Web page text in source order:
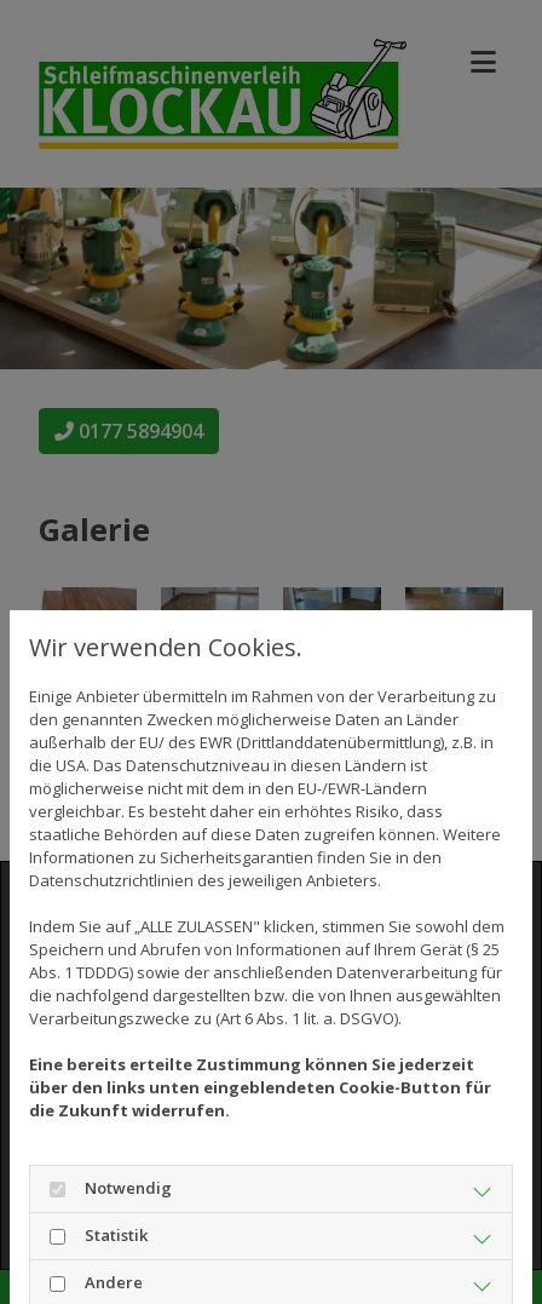
0177 5894904
Galerie
Google Maps inaktiv
Aufgrund Ihrer Cookie-Einstellungen
kann dieses Modul nicht geladen werden.
Wenn Sie dieses Modul sehen möchten,
passen Sie bitte Ihre Cookie-
Einstellungen entsprechend an.
Cookie Einstellungen
Wir verwenden Cookies.
Einige Anbieter übermitteln im Rahmen von der Verarbeitung zu
den genannten Zwecken möglicherweise Daten an Länder
außerhalb der EU/ des EWR (Drittlanddatenübermittlung), z.B. in
die USA. Das Datenschutzniveau in diesen Ländern ist
möglicherweise nicht mit dem in den EU-/EWR-Ländern
vergleichbar. Es besteht daher ein erhöhtes Risiko, dass
staatliche Behörden auf diese Daten zugreifen können. Weitere
Informationen zu Sicherheitsgarantien finden Sie in den
Datenschutzrichtlinien des jeweiligen Anbieters.
Indem Sie auf „ALLE ZULASSEN" klicken, stimmen Sie sowohl dem
Speichern und Abrufen von Informationen auf Ihrem Gerät (§ 25
Abs. 1 TDDDG) sowie der anschließenden Datenverarbeitung für
die nachfolgend dargestellten bzw. die von Ihnen ausgewählten
Verarbeitungszwecke zu (Art 6 Abs. 1 lit. a. DSGVO).
Eine bereits erteilte Zustimmung können Sie jederzeit
über den links unten eingeblendeten Cookie-Button für
die Zukunft widerrufen.
Notwendig
Statistik
Andere